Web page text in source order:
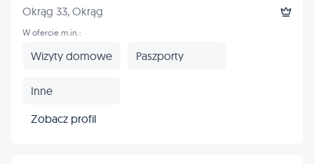
Okrąg 33, Okrąg
W ofercie m.in.:
Wizyty domowe Paszporty
Inne
Zobacz profil